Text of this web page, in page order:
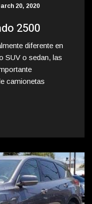
20, 2020
2500
diferente en
SUV o sedan, las
camionetas